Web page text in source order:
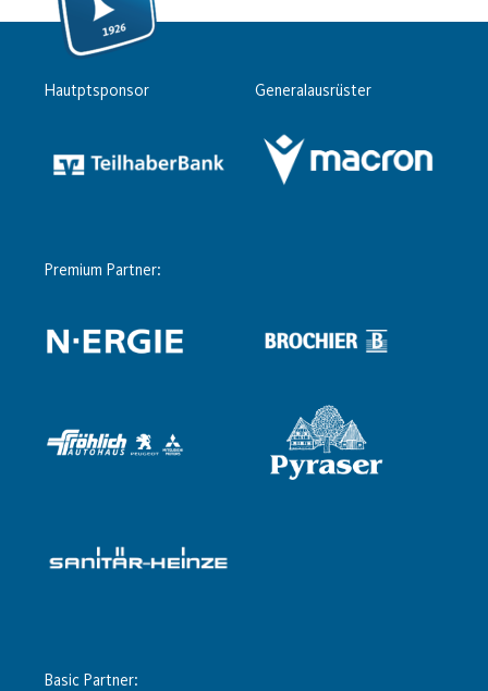
Hautptsponsor Generalausrüster
Premium Partner:
Basic Partner: